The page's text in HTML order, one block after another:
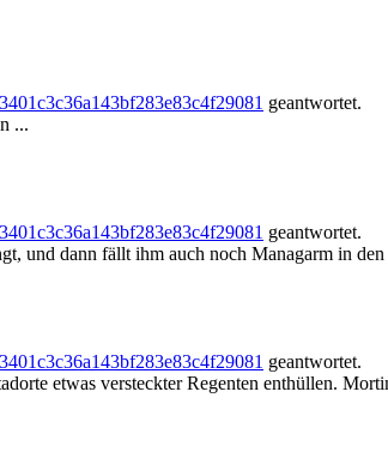
geantwortet.
...
geantwortet.
und dann fällt ihm auch noch Managarm in
geantwortet.
etwas versteckter Regenten enthüllen.